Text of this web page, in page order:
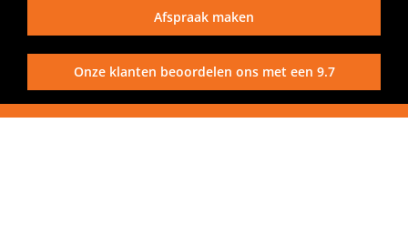
Stoelen
Afspraak maken
Onze klanten beoordelen ons met een 9.7